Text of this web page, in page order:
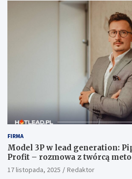
FIRMA
Model 3P w lead generation:
Profit – rozmowa z twórcą
17 listopada, 2025 Redaktor